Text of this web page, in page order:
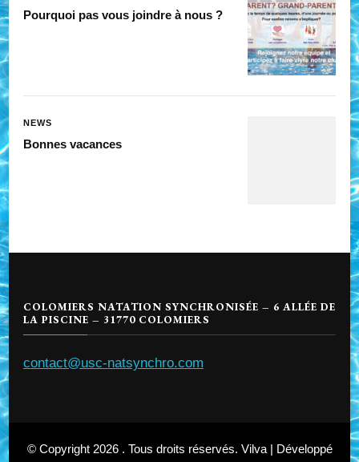
Pourquoi pas vous joindre à nous ?
NEWS
Bonnes vacances
COLOMIERS NATATION SYNCHRONISÉE – 6 ALLÉE DE
LA PISCINE – 31770 COLOMIERS
contact@usc-natsynchro.com
© Copyright 2026 . Tous droits réservés. Vilva | Développé